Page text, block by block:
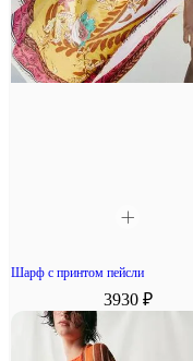
Шарф с принтом пейсли
3930 ₽